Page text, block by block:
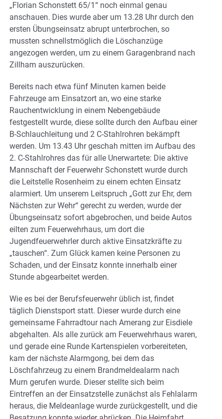
„Florian Schonstett 65/1“ noch einmal genau
anschauen. Dies wurde aber um 13.28 Uhr durch den
ersten Übungseinsatz abrupt unterbrochen, so
mussten schnellstmöglich die Löschanzüge
angezogen werden, um zu einem Garagenbrand nach
Zillham auszurücken.
Bereits nach etwa fünf Minuten kamen beide
Fahrzeuge am Einsatzort an, wo eine starke
Rauchentwicklung in einem Nebengebäude
festgestellt wurde, diese sollte durch den Aufbau einer
B-Schlauchleitung und 2 C-Stahlrohren bekämpft
werden. Um 13.43 Uhr geschah mitten im Aufbau des
2. C-Stahlrohres das für alle Unerwartete: Die aktive
Mannschaft der Feuerwehr Schonstett wurde durch
die Leitstelle Rosenheim zu einem echten Einsatz
alarmiert. Um unserem Leitspruch „Gott zur Ehr, dem
Nächsten zur Wehr“ gerecht zu werden, wurde der
Übungseinsatz sofort abgebrochen, und beide Autos
eilten zum Feuerwehrhaus, um dort die
Jugendfeuerwehrler durch aktive Einsatzkräfte zu
„tauschen“. Zum Glück kamen keine Personen zu
Schaden, und der Einsatz konnte innerhalb einer
Stunde abgearbeitet werden.
Wie es bei der Berufsfeuerwehr üblich ist, findet
täglich Dienstsport statt. Dieser wurde durch eine
gemeinsame Fahrradtour nach Amerang zur Eisdiele
abgehalten. Als alle zurück am Feuerwehrhaus waren,
und gerade eine Runde Kartenspielen vorbereiteten,
kam der nächste Alarmgong, bei dem das
Löschfahrzeug zu einem Brandmeldealarm nach
Murn gerufen wurde. Dieser stellte sich beim
Eintreffen an der Einsatzstelle zunächst als Fehlalarm
heraus, die Meldeanlage wurde zurückgestellt, und die